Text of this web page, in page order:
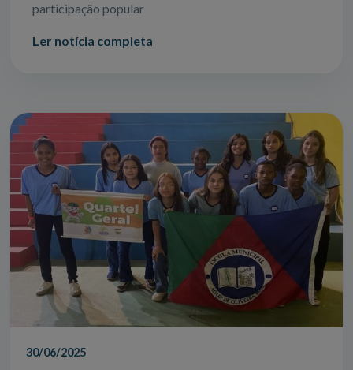
participação popular
Ler notícia completa
30/06/2025